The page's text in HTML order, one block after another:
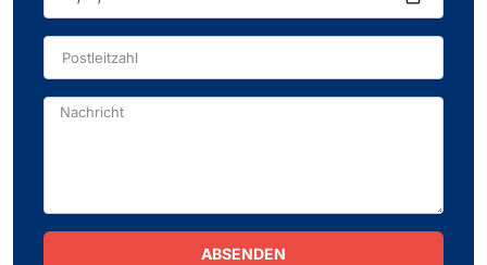
ABSENDEN